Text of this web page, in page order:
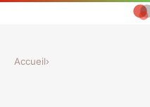
Accueil›